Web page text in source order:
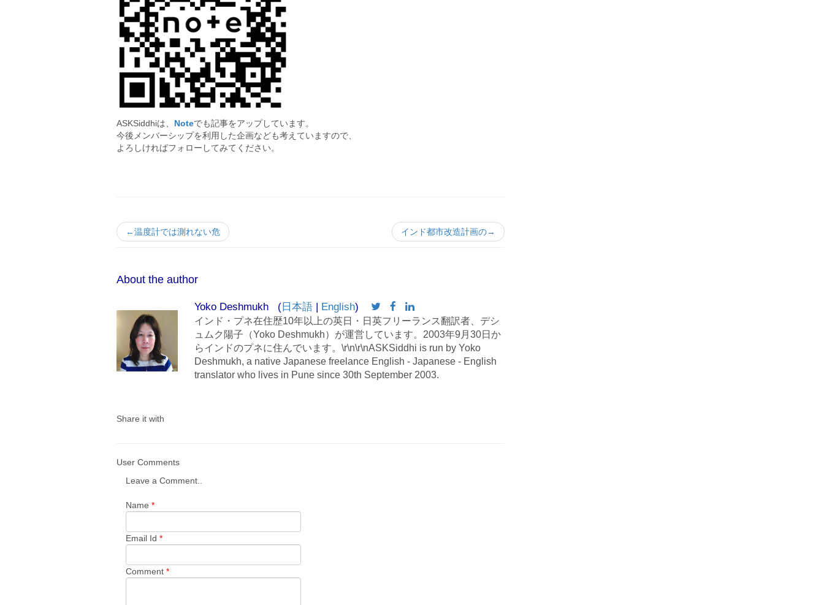
ASKSiddhiは、 Noteでも記事をアップしています。
今後メンバーシップを利用した企画なども考えていますので、
よろしければフォローしてみてください。
←温度計では測れない危 インド都市改造計画の→
About the author
Yoko Deshmukh ( 日本語 English)
インド・プネ在住歴10年以上の英日・日英フリーランス翻訳者、デシ
ュムク陽子（Yoko Deshmukh）が運営しています。2003年9月30日か
らインドのプネに住んでいます。\r\n\r\nASKSiddhi is run by Yoko
Deshmukh, a native Japanese freelance English - Japanese - English
translator who lives in Pune since 30th September 2003.
Share it with
User Comments
Leave a Comment..
Name *
Email Id *
Comment *